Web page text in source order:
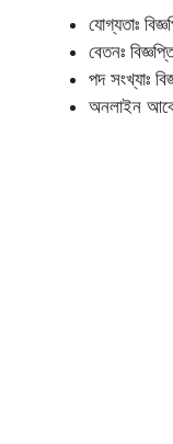
যোগ্যতাঃ
বেতনঃ
পদ সংখ্যাঃ
অনলাইন